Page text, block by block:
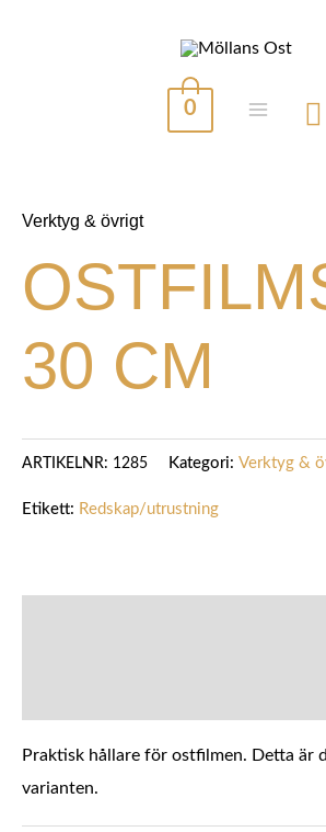
0
MAIN
Verktyg & övrigt
30 CM
ARTIKELNR: 1285 Kategori: Verktyg &
Etikett: Redskap/utrustning
Praktisk hållare för ostfilmen. Detta är
varianten.